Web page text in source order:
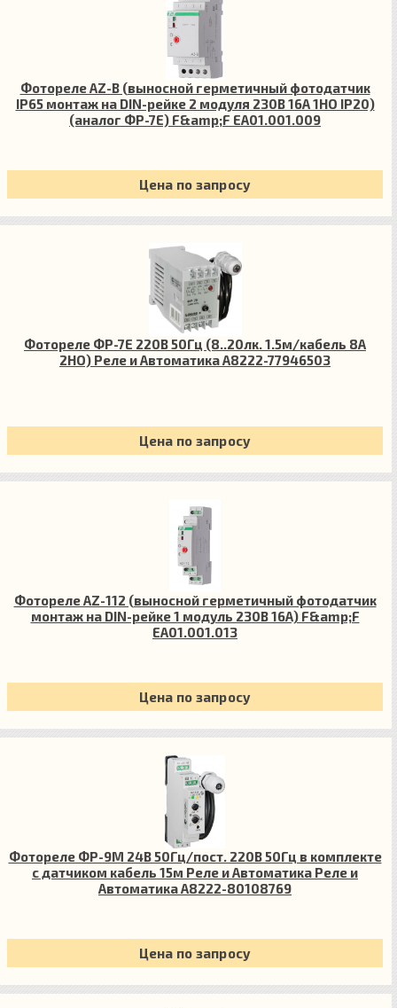
Фотореле AZ-B (выносной герметичный фотодатчик
IP65 монтаж на DIN-рейке 2 модуля 230В 16А 1НО IP20)
(аналог ФР-7Е) F&amp;F EA01.001.009
Цена по запросу
Фотореле ФР-7Е 220В 50Гц (8..20лк. 1.5м/кабель 8А
2НО) Реле и Автоматика A8222-77946503
Цена по запросу
Фотореле AZ-112 (выносной герметичный фотодатчик
монтаж на DIN-рейке 1 модуль 230В 16А) F&amp;F
EA01.001.013
Цена по запросу
Фотореле ФР-9М 24В 50Гц/пост. 220В 50Гц в комплекте
с датчиком кабель 15м Реле и Автоматика Реле и
Автоматика A8222-80108769
Цена по запросу